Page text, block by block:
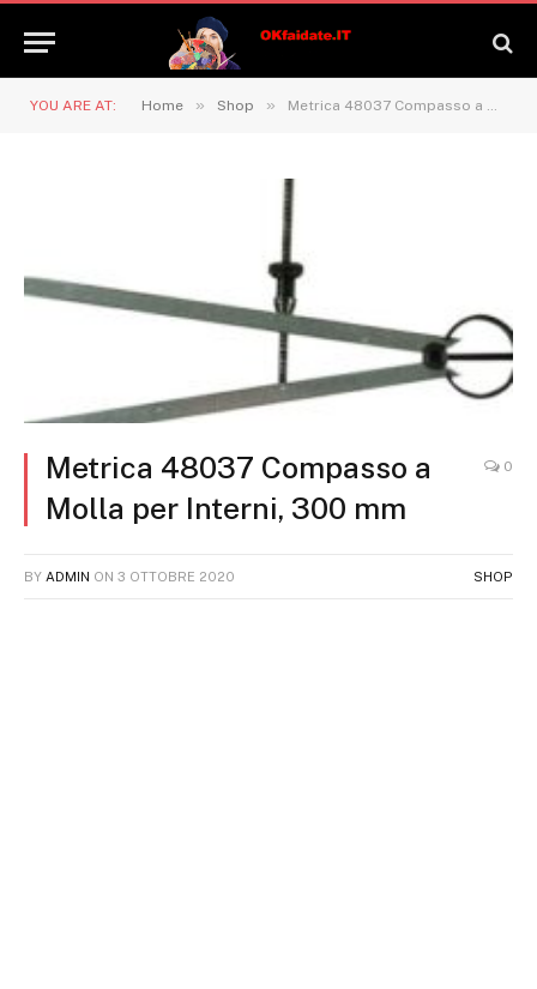
YOU ARE AT: Home » Shop » Metrica 48037 Compasso a Molla per Interni, 300 mm
Metrica 48037 Compasso a
Molla per Interni, 300 mm
0
BY ADMIN ON 3 OTTOBRE 2020 SHOP